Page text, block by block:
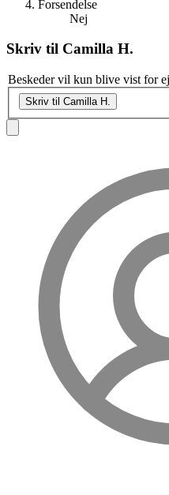
Forsendelse
Nej
Skriv til Camilla H.
Beskeder vil kun blive vist for
Skriv til Camilla H.